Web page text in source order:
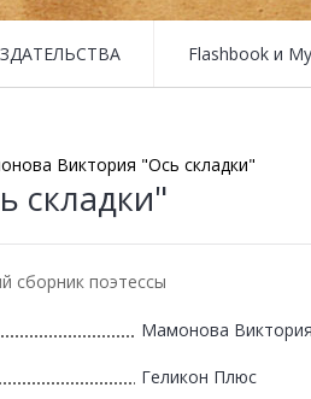
Flashbook и
Виктория "Ось складки"
складки"
сборник поэтессы
Мамонова Виктория
Геликон Плюс